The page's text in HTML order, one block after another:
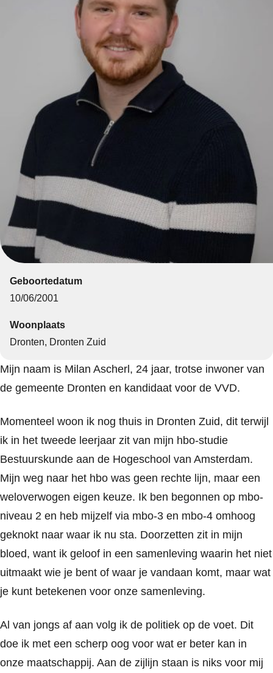
Geboortedatum
10/06/2001
Woonplaats
Dronten, Dronten Zuid
Mijn naam is Milan Ascherl, 24 jaar, trotse inwoner van
de gemeente Dronten en kandidaat voor de VVD.
Momenteel woon ik nog thuis in Dronten Zuid, dit terwijl
ik in het tweede leerjaar zit van mijn hbo-studie
Bestuurskunde aan de Hogeschool van Amsterdam.
Mijn weg naar het hbo was geen rechte lijn, maar een
weloverwogen eigen keuze. Ik ben begonnen op mbo-
niveau 2 en heb mijzelf via mbo-3 en mbo-4 omhoog
geknokt naar waar ik nu sta. Doorzetten zit in mijn
bloed, want ik geloof in een samenleving waarin het niet
uitmaakt wie je bent of waar je vandaan komt, maar wat
je kunt betekenen voor onze samenleving.
Al van jongs af aan volg ik de politiek op de voet. Dit
doe ik met een scherp oog voor wat er beter kan in
onze maatschappij. Aan de zijlijn staan is niks voor mij